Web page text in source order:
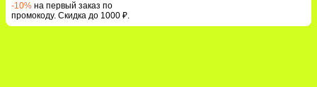
-10% на первый заказ по
промокоду. Скидка до 1000 ₽.